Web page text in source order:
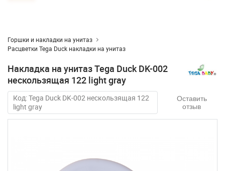
Горшки и накладки на унитаз
Расцветки Tega Duck накладки на унитаз
Накладка на унитаз Tega Duck DK-002
нескользящая 122 light gray
Код: Tega Duck DK-002 нескользящая 122
light gray
Оставить
отзыв